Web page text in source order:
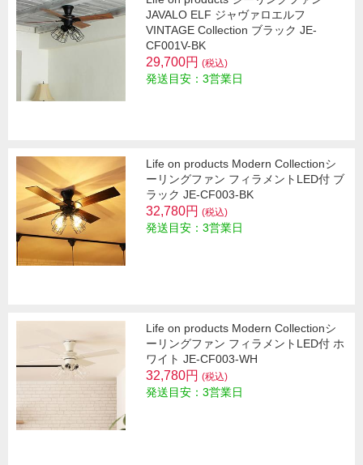
JAVALO ELF ジャヴァロエルフ
VINTAGE Collection ブラック JE-
CF001V-BK
29,700円 (税込)
発送目安：3営業日
Life on products Modern Collectionシ
ーリングファン フィラメントLED付 ブ
ラック JE-CF003-BK
32,780円 (税込)
発送目安：3営業日
Life on products Modern Collectionシ
ーリングファン フィラメントLED付 ホ
ワイト JE-CF003-WH
32,780円 (税込)
発送目安：3営業日